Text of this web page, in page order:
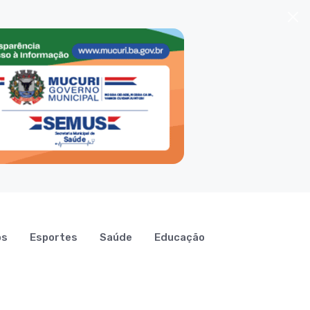
Esportes Saúde Educação